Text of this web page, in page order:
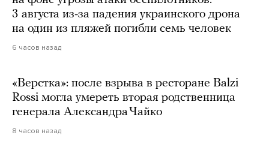
3 августа из-за падения украинского дрона
на один из пляжей погибли семь человек
6 часов назад
«Верстка»: после взрыва в ресторане Balzi
Rossi могла умереть вторая родственница
генерала Александра Чайко
8 часов назад